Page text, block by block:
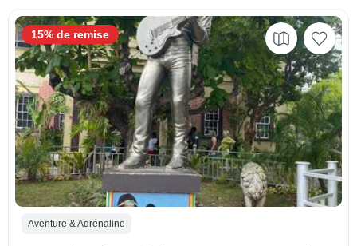
Aventure & Adrénaline
15% de remise